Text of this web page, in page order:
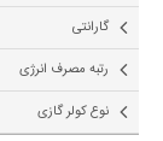
گارانتی
رتبه مصرف انرژی
نوع کولر گازی